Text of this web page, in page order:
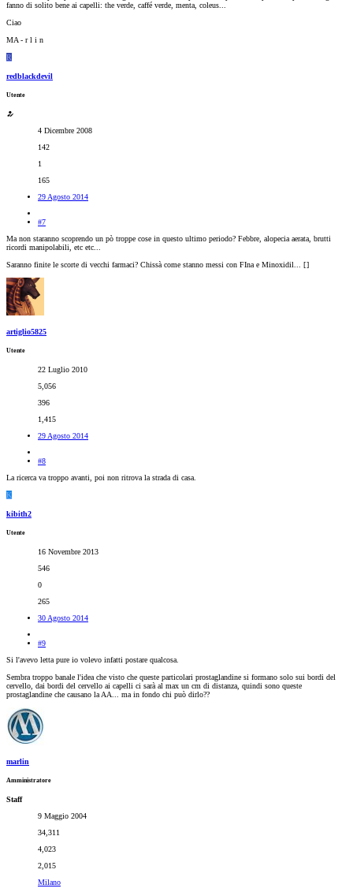
fanno di solito bene ai capelli: the verde, caffé verde, menta, coleus...
Ciao
MA - r l i n
R
redblackdevil
Utente
4 Dicembre 2008
142
1
165
29 Agosto 2014
#7
Ma non staranno scoprendo un pò troppe cose in questo ultimo periodo? Febbre, alopecia aerata, brutti
ricordi manipolabili, etc etc...
Saranno finite le scorte di vecchi farmaci? Chissà come stanno messi con FIna e Minoxidil... []
artiglio5825
Utente
22 Luglio 2010
5,056
396
1,415
29 Agosto 2014
#8
La ricerca va troppo avanti, poi non ritrova la strada di casa.
K
kibith2
Utente
16 Novembre 2013
546
0
265
30 Agosto 2014
#9
Si l'avevo letta pure io volevo infatti postare qualcosa.
Sembra troppo banale l'idea che visto che queste particolari prostaglandine si formano solo sui bordi del
cervello, dai bordi del cervello ai capelli ci sarà al max un cm di distanza, quindi sono queste
prostaglandine che causano la AA... ma in fondo chi può dirlo??
marlin
Amministratore
Staff
9 Maggio 2004
34,311
4,023
2,015
Milano